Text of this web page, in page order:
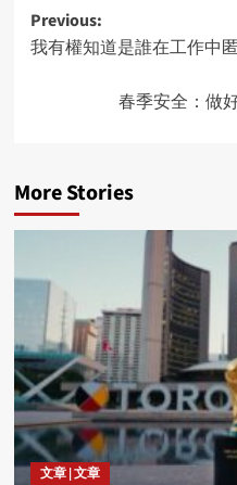
Post
navigation
Previous:
我有權知道是誰在工作中
春季安全：做
More Stories
文章 | 文章